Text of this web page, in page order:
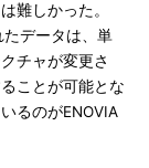
難しかった。
データは、単
チャが変更さ
ことが可能とな
るのがENOVIA